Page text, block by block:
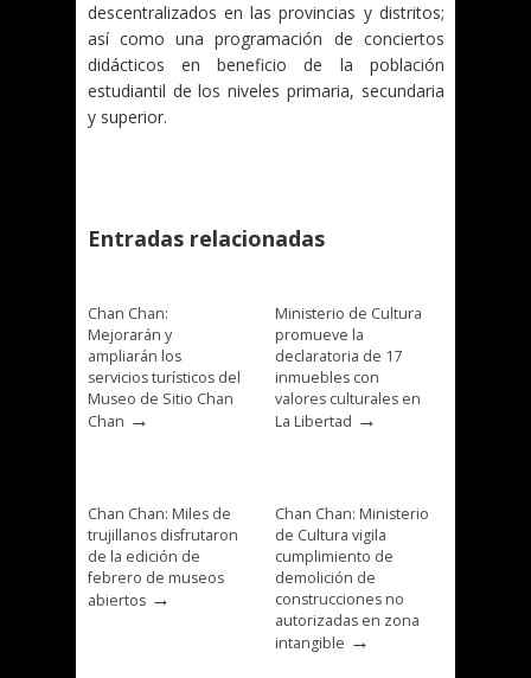
descentralizados en las provincias y distritos;
así como una programación de conciertos
didácticos en beneficio de la población
estudiantil de los niveles primaria, secundaria
y superior.
Entradas relacionadas
Chan Chan:
Mejorarán y
ampliarán los
servicios turísticos del
Museo de Sitio Chan
Chan →
Ministerio de Cultura
promueve la
declaratoria de 17
inmuebles con
valores culturales en
La Libertad →
Chan Chan: Miles de
trujillanos disfrutaron
de la edición de
febrero de museos
abiertos →
Chan Chan: Ministerio
de Cultura vigila
cumplimiento de
demolición de
construcciones no
autorizadas en zona
intangible →